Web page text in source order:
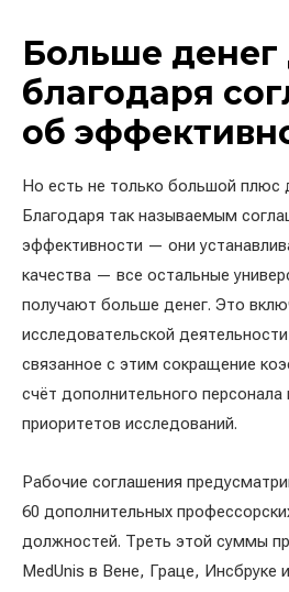
Больше денег
благодаря
об
Но есть не только большой плюс
Благодаря так называемым
эффективности — они
качества — все остальные
получают больше денег. Это
исследовательской
связанное с этим сокращение
счёт дополнительного персонала
приоритетов исследований.
Рабочие соглашения
60 дополнительных
должностей. Треть этой суммы
MedUnis в Вене, Граце, Инсбруке